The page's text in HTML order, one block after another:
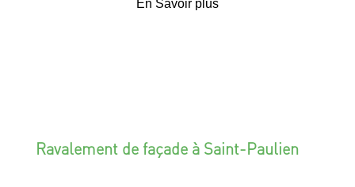
En Savoir plus
Ravalement de façade à Saint-Paulien